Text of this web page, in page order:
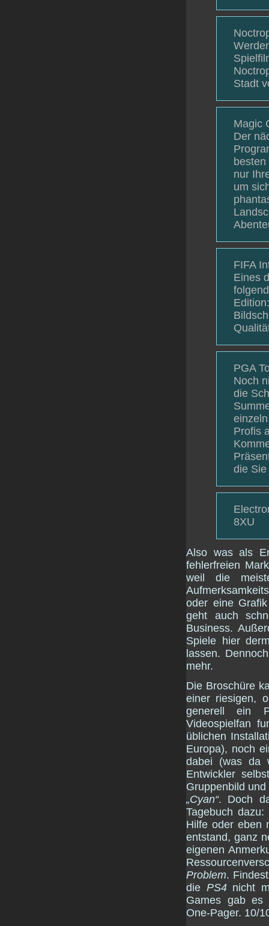
Stadt
Magic
Der
nur
um
FIFA
Eines
PGA
Noch
die
Profis
die
8XU
Also was als
fehlerfreien
weil die
oder eine
geht auch
Business.
Spiele hier
lassen.
mehr.
Die Broschüre
einer riesigen,
generell ein
Videospielfan
üblichen
Europa), noch
dabei (was da
Entwickler
Gruppenbild
„Cyan“. Doch
Tagebuch
Hilfe oder eben
entstand, ganz
eigenen
Problem.
die PS4nicht
Games gab es
One-Pager. 10/